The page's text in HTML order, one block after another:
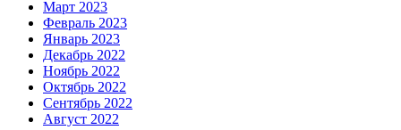
Март 2023
Февраль 2023
Январь 2023
Декабрь 2022
Ноябрь 2022
Октябрь 2022
Сентябрь 2022
Август 2022